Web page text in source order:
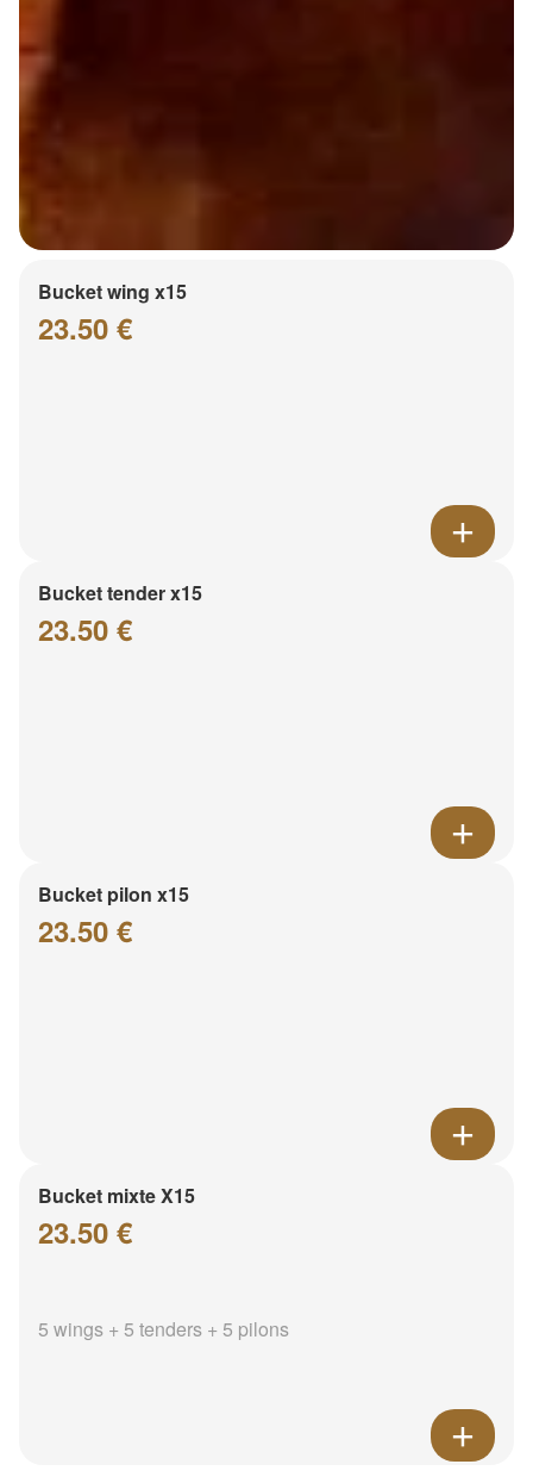
Bucket wing x15
23.50 €
Bucket tender x15
23.50 €
Bucket pilon x15
23.50 €
Bucket mixte X15
23.50 €
5 wings + 5 tenders + 5 pilons